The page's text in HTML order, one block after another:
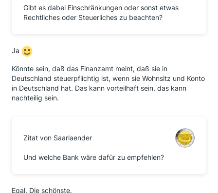
Gibt es dabei Einschränkungen oder sonst etwas
Rechtliches oder Steuerliches zu beachten?
Ja
Könnte sein, daß das Finanzamt meint, daß sie in
Deutschland steuerpflichtig ist, wenn sie Wohnsitz und Konto
in Deutschland hat. Das kann vorteilhaft sein, das kann
nachteilig sein.
Zitat von Saarlaender
Und welche Bank wäre dafür zu empfehlen?
Egal. Die schönste.